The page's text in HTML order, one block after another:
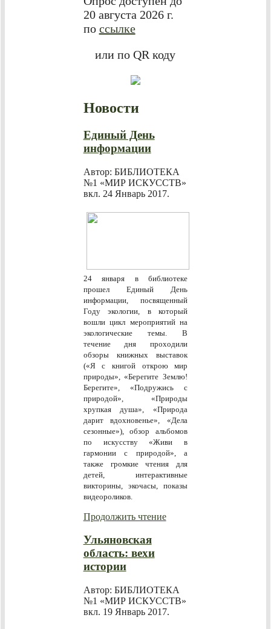
20 августа 2026 г.
по ссылке
или по QR коду
Новости
Единый День
информации
Автор: БИБЛИОТЕКА
№1 «МИР ИСКУССТВ»
вкл. 24 Январь 2017.
24 января в библиотеке
прошел Единый День
информации, посвященный
Году экологии, в который
вошли цикл мероприятий на
экологические темы. В
течение дня проходили
обзоры книжных выставок
(«Я с книгой открою мир
природы», «Берегите Землю!
Берегите», «Подружись с
природой», «Природы
хрупкая душа», «Природа
дарит вдохновенье», «Дела
сезонные»), обзор альбомов
по искусству «Живи в
гармонии с природой», а
также громкие чтения для
детей, интерактивные
викторины, экочасы, показы
видеороликов.
Продолжить чтение
Ульяновская
область: вехи
истории
Автор: БИБЛИОТЕКА
№1 «МИР ИСКУССТВ»
вкл. 19 Январь 2017.